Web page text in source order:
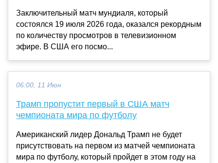
Заключительный матч мундиаля, который
состоялся 19 июля 2026 года, оказался рекордным
по количеству просмотров в телевизионном
эфире. В США его посмо...
06:00, 11 Июн
Трамп пропустит первый в США матч
чемпионата мира по футболу
Американский лидер Дональд Трамп не будет
присутствовать на первом из матчей чемпионата
мира по футболу, который пройдет в этом году на